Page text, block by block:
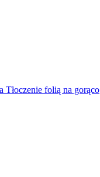
Tłoczenie folią na gorąco